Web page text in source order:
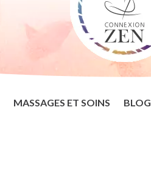
MASSAGES ET SOINS BLOG